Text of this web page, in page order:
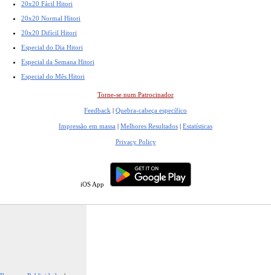
20x20 Fácil Hitori
20x20 Normal Hitori
20x20 Difícil Hitori
Especial do Dia Hitori
Especial da Semana Hitori
Especial do Mês Hitori
Torne-se num Patrocinador
Feedback | Quebra-cabeça específico
Impressão em massa | Melhores Resultados | Estatísticas
Privacy Policy
iOS App